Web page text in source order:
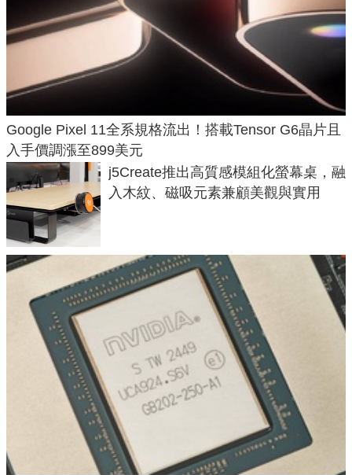
Google Pixel 11全系規格流出！搭載Tensor G6晶片且
入手價調漲至899美元
j5Create推出高質感模組化螢幕桌，融
入木紋、磁吸元素兼顧美觀與實用